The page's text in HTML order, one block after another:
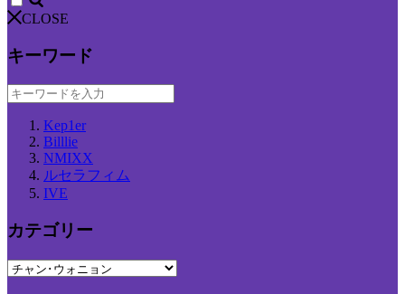
CLOSE
キーワード
Kep1er
Billlie
NMIXX
ルセラフィム
IVE
カテゴリー